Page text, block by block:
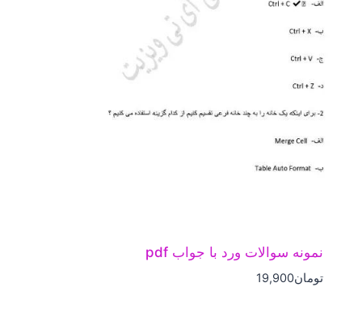
نمونه سوالات ورد با جواب pdf
تومان19,900